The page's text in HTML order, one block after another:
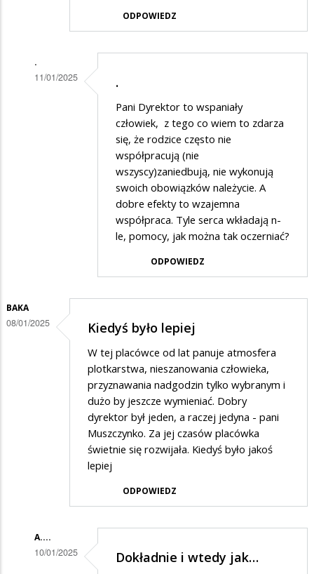
ODPOWIEDZ
.
11/01/2025 .
Pani Dyrektor to wspaniały
człowiek, z tego co wiem to zdarza
się, że rodzice często nie
współpracują (nie
wszyscy)zaniedbują, nie wykonują
swoich obowiązków należycie. A
dobre efekty to wzajemna
współpraca. Tyle serca wkładają n-
le, pomocy, jak można tak oczerniać?
ODPOWIEDZ
BAKA
08/01/2025 Kiedyś było lepiej
W tej placówce od lat panuje atmosfera
plotkarstwa, nieszanowania człowieka,
przyznawania nadgodzin tylko wybranym i
dużo by jeszcze wymieniać. Dobry
dyrektor był jeden, a raczej jedyna - pani
Muszczynko. Za jej czasów placówka
świetnie się rozwijała. Kiedyś było jakoś
lepiej
ODPOWIEDZ
A....
10/01/2025 Dokładnie i wtedy jak…